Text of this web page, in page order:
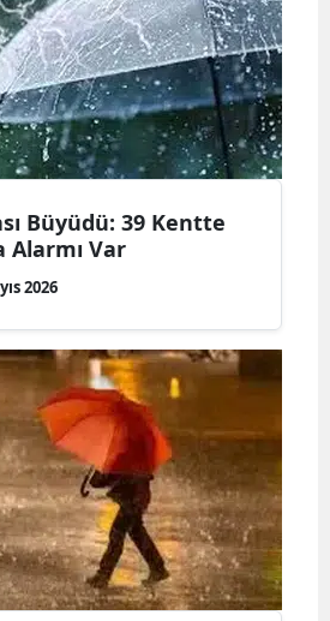
Büyüdü: 39 Kentte
Alarmı Var
2026